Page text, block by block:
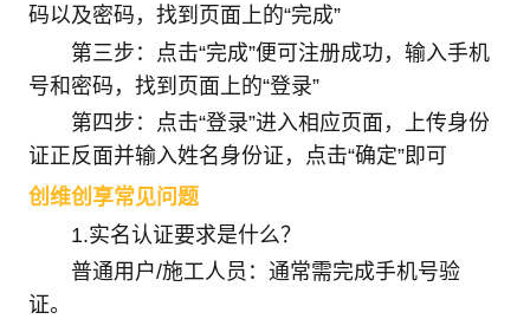
码以及密码，找到页面上的“完成”
第三步：点击“完成”便可注册成功，输入手机
号和密码，找到页面上的“登录”
第四步：点击“登录”进入相应页面，上传身份
证正反面并输入姓名身份证，点击“确定”即可
创维创享常见问题
1.实名认证要求是什么？
普通用户/施工人员：通常需完成手机号验
证。